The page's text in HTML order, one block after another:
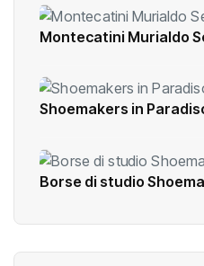
Montecatini Murialdo
Shoemakers in
Borse di studio